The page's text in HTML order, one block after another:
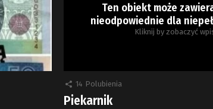
Ten obiekt może
nieodpowiednie dla
Kliknij by zobaczyć
14 Polubienia
Piekarnik